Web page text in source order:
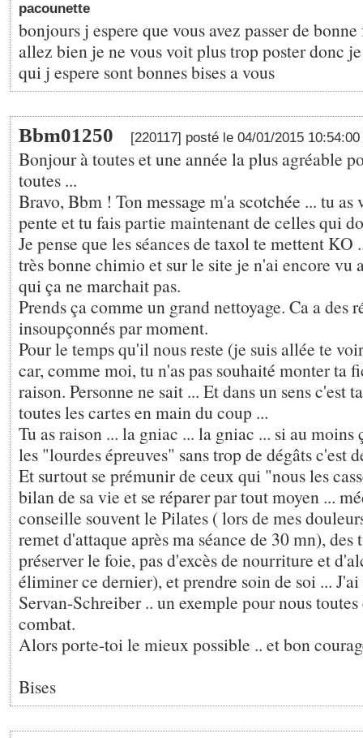
pacounette
bonjours j espere que vous avez passer de
allez bien je ne vous voit plus trop poster donc
qui j espere sont bonnes bises a vous
Bbm01250 [220117] posté le 04/01/2015 10:54:00
Bonjour à toutes et une année la plus agréable
toutes ...
Bravo, Bbm ! Ton message m'a scotchée ... tu
pente et tu fais partie maintenant de celles qui
Je pense que les séances de taxol te mettent KO
très bonne chimio et sur le site je n'ai encore vu
qui ça ne marchait pas.
Prends ça comme un grand nettoyage. Ca a des
insoupçonnés par moment.
Pour le temps qu'il nous reste (je suis allée te
car, comme moi, tu n'as pas souhaité monter ta
raison. Personne ne sait ... Et dans un sens c'est
toutes les cartes en main du coup ...
Tu as raison ... la gniac ... la gniac ... si au moins
les "lourdes épreuves" sans trop de dégâts c'est
Et surtout se prémunir de ceux qui "nous les
bilan de sa vie et se réparer par tout moyen ...
conseille souvent le Pilates ( lors de mes
remet d'attaque après ma séance de 30 mn), des
préserver le foie, pas d'excès de nourriture et
éliminer ce dernier), et prendre soin de soi ...
Servan-Schreiber .. un exemple pour nous toutes
combat.
Alors porte-toi le mieux possible .. et bon
Bises